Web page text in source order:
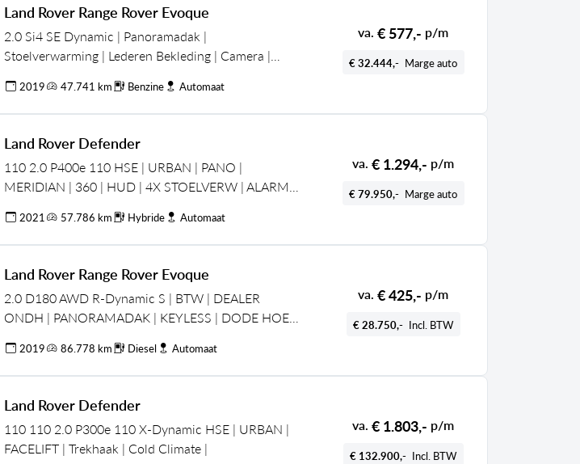
Land Rover Range Rover Evoque
2.0 Si4 SE Dynamic | Panoramadak |
Stoelverwarming | Lederen Bekleding | Camera |
2019 47.741 km Benzine Automaat
va. € 577,- p/m
€ 32.444,- Marge auto
Land Rover Defender
110 2.0 P400e 110 HSE | URBAN | PANO |
MERIDIAN | 360 | HUD | 4X STOELVERW | ALARM
2021 57.786 km Hybride Automaat
va. € 1.294,- p/m
€ 79.950,- Marge auto
Land Rover Range Rover Evoque
2.0 D180 AWD R-Dynamic S | BTW | DEALER
ONDH | PANORAMADAK | KEYLESS | DODE HOEK
2019 86.778 km Diesel Automaat
va. € 425,- p/m
€ 28.750,- Incl. BTW
Land Rover Defender
110 110 2.0 P300e 110 X-Dynamic HSE | URBAN |
FACELIFT | Trekhaak | Cold Climate |
va. € 1.803,- p/m
€ 132.900,- Incl. BTW